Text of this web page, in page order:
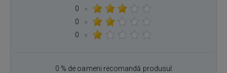
0
×
0
×
0
×
0 % de oameni recomandă produsul